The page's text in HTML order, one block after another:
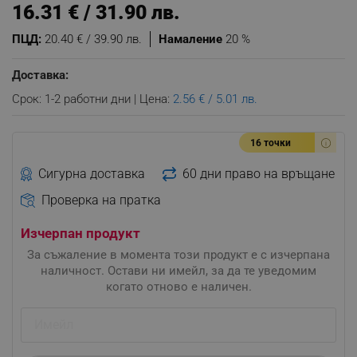
Намаление 20 %
ПЦД: 20.40 € / 39.90 лв.
16.31 € / 31.90 лв.
Доставка:
Срок: 1-2 работни дни | Цена: 2.56 € / 5.01 лв.
16 точки
Сигурна доставка
60 дни право на връщане
Проверка на пратка
Изчерпан продукт
За съжаление в момента този продукт е с изчерпана
наличност. Остави ни имейл, за да те уведомим
когато отново е наличен.